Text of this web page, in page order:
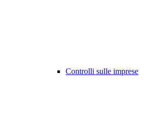
Controlli sulle imprese